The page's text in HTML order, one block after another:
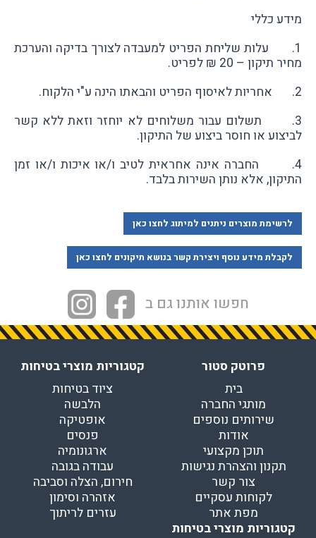
מידע כללי
1. עלות שליחת הפריט למעבדה לצורך בדיקה והערכת
מחיר תיקון – 20 ₪ לפריט.
2. אחריות לאיסוף הפריט והבאתו הינה ע"י הלקוח.
3. תשלום עבור משלוחים לא יוחזר וזאת ללא קשר
לביצוע או חוסר ביצוע של התיקון.
4. החברה אינה אחראית לטיב ו/או איכות ו/או זמן
התיקון, אלא נותן השירות בלבד.
לרשימת מוצרים ניתנים למיתוג לחצו כאן
לקבלת מידע נוסף ויצירת קשר בנושא תיקונים לחצו כאן
חפשו אותנו גם ב
פרוטק סטור
בית
מותגי החברה
שירותים נוספים
אודות
תוכן מקצועי
תקנון והצהרת נגישות
צור קשר
לקוחות עסקיים
מפת אתר
קטגוריות מוצרי בטיחות
ציוד בטיחות
הלבשה
אופטיקה
פנסים
ארגונומיה
עבודה בגובה
חירום, הצלה וסביבה
אזהרה וסימון
עזרים לריתוך
קטגוריות מוצרי בטיחות